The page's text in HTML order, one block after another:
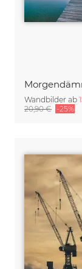
Wandbilder ab
20,90 € -25%